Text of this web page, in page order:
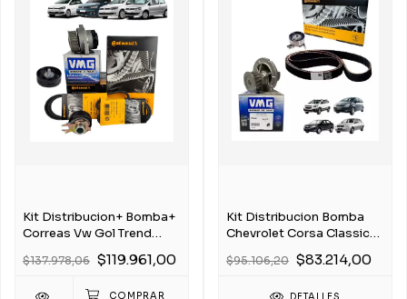
Kit Distribucion+ Bomba+
Correas Vw Gol Trend
$137.978,06 $119.961,00
Kit Distribucion Bomba
Chevrolet Corsa Classic
$95.106,20 $83.214,00